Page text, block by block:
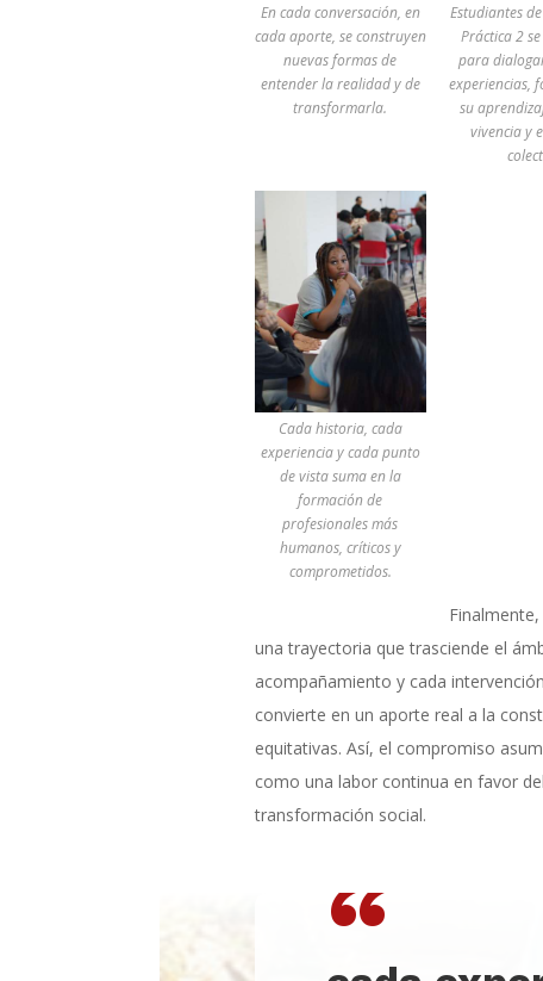
En cada conversación, en
cada aporte, se construyen
nuevas formas de
entender la realidad y de
transformarla.
Estudiantes
Práctica 2
para
experiencias,
su
vivencia y
Cada historia, cada
experiencia y cada punto
de vista suma en la
formación de
profesionales más
humanos, críticos y
comprometidos.
una trayectoria que trasciende el
acompañamiento y cada
convierte en un aporte real a la
equitativas. Así, el compromiso
como una labor continua en favor
transformación social.
“